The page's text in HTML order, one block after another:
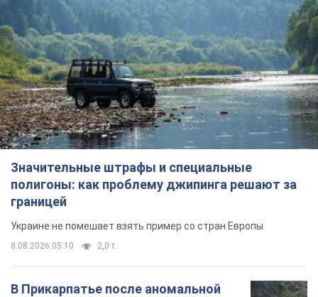
Значительные штрафы и специальные
полигоны: как проблему джипинга решают за
границей
Украине не помешает взять пример со стран Европы
8.08.2026 05:10 2,0 т.
В Прикарпатье после аномальной